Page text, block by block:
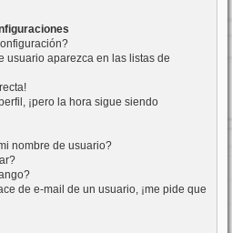
usuario aparezca en las listas de
¡pero la hora sigue siendo
nombre de usuario?
de e-mail de un usuario, ¡me pide que